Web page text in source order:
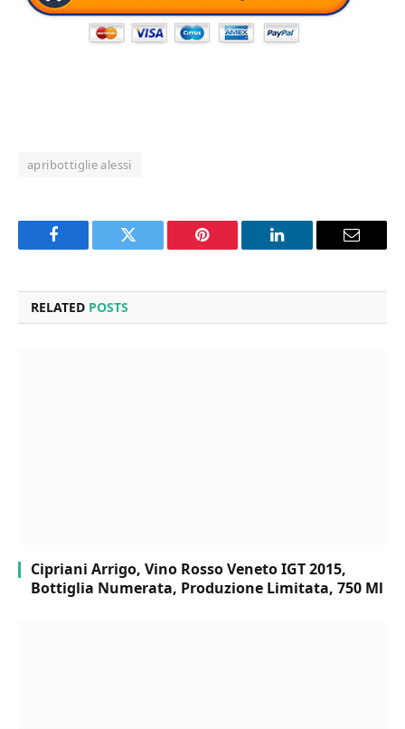
apribottiglie alessi
Facebook Twitter Pinterest LinkedIn Email
RELATED POSTS
Cipriani Arrigo, Vino Rosso Veneto IGT 2015,
Bottiglia Numerata, Produzione Limitata, 750 Ml